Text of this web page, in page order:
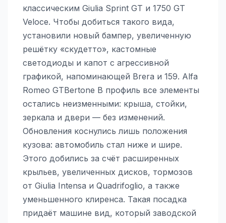
классическим Giulia Sprint GT и 1750 GT
Veloce. Чтобы добиться такого вида,
установили новый бампер, увеличенную
решётку «скудетто», кастомные
светодиоды и капот с агрессивной
графикой, напоминающей Brera и 159. Alfa
Romeo GTBertone В профиль все элементы
остались неизменными: крыша, стойки,
зеркала и двери — без изменений.
Обновления коснулись лишь положения
кузова: автомобиль стал ниже и шире.
Этого добились за счёт расширенных
крыльев, увеличенных дисков, тормозов
от Giulia Intensa и Quadrifoglio, а также
уменьшенного клиренса. Такая посадка
придаёт машине вид, который заводской